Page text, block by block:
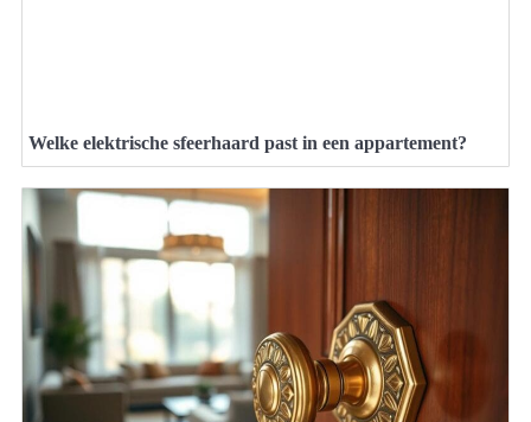
Welke elektrische sfeerhaard past in een appartement?